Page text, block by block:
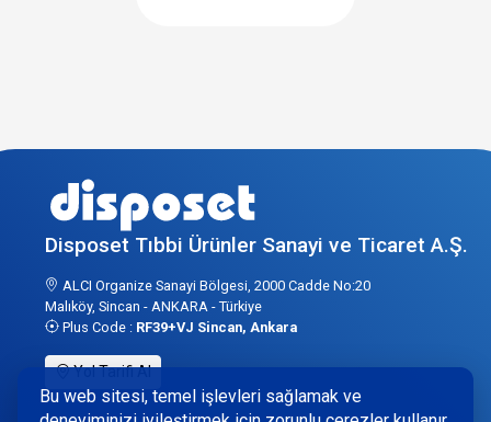
Bu web sitesi, temel işlevleri sağlamak ve
Disposet Tıbbi Ürünler Sanayi ve Ticaret A.Ş.
ALCI Organize Sanayi Bölgesi, 2000 Cadde No:20
Malıköy, Sincan - ANKARA - Türkiye
Plus Code : RF39+VJ Sincan, Ankara
Yol Tarifi Al